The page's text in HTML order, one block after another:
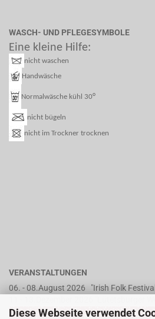
Diese Webseite verwendet
WASCH- UND PFLEGESYMBOLE
Eine kleine Hilfe:
nicht waschen
Handwäsche
Normalwäsche kühl 30°
nicht bügeln
nicht im Trockner trocknen
VERANSTALTUNGEN
06. - 08.August 2026 "Irish Folk